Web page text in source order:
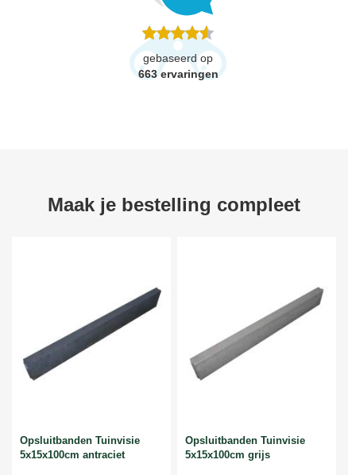
gebaseerd op
663 ervaringen
Maak je bestelling compleet
Opsluitbanden Tuinvisie
5x15x100cm antraciet
Opsluitbanden Tuinvisie
5x15x100cm grijs